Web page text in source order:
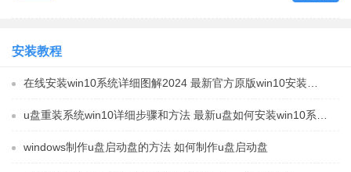
安装教程
在线安装win10系统详细图解2024 最新官方原版win10安装教程
u盘重装系统win10详细步骤和方法 最新u盘如何安装win10系统教程
windows制作u盘启动盘的方法 如何制作u盘启动盘